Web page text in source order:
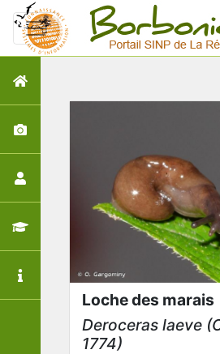
Loche des marais
Deroceras laeve
1774)